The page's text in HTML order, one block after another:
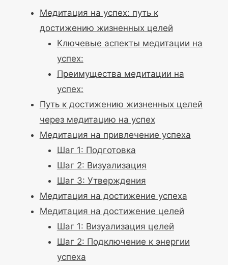
Медитация на успех: путь к
достижению жизненных целей
Ключевые аспекты медитации на
успех:
Преимущества медитации на
успех:
Путь к достижению жизненных целей
через медитацию на успех
Медитация на привлечение успеха
Шаг 1: Подготовка
Шаг 2: Визуализация
Шаг 3: Утверждения
Медитация на достижение успеха
Медитация на достижение целей
Шаг 1: Визуализация целей
Шаг 2: Подключение к энергии
успеха